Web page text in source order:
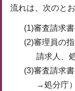
流れは、次のとお
(1)審査請求
(2)審理員の
請求人、
(3)審査請求
→処分庁）